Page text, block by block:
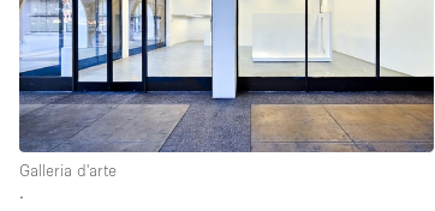
Spazio pubblicitario
Stand / Bancarella
Studio fotografico / riprese
Uffici
Galleria d'arte
∙